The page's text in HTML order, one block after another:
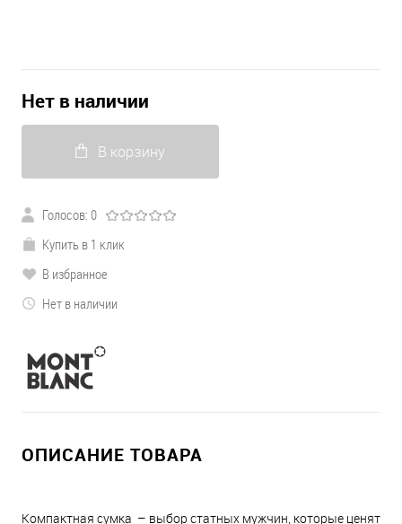
Нет в наличии
В корзину
Голосов: 0
Купить в 1 клик
В избранное
Нет в наличии
ОПИСАНИЕ ТОВАРА
Компактная сумка – выбор статных мужчин, которые ценят